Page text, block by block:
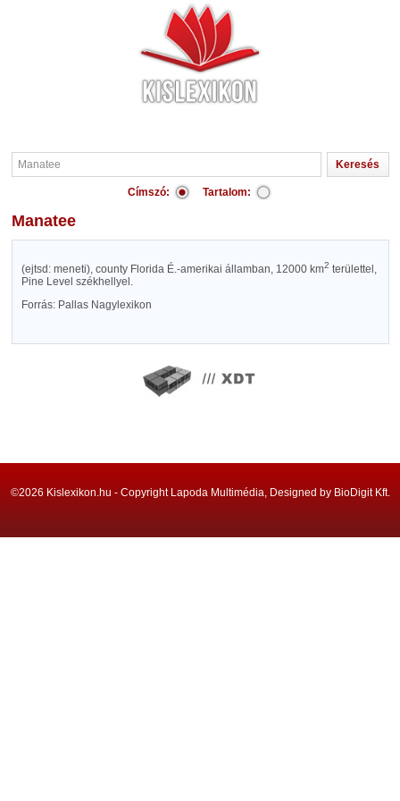
Címszó: Tartalom:
Manatee
(ejtsd: meneti), county Florida É.-amerikai államban, 12000 km2 területtel,
Pine Level székhellyel.
Forrás: Pallas Nagylexikon
©2026 Kislexikon.hu - Copyright Lapoda Multimédia, Designed by BioDigit Kft.